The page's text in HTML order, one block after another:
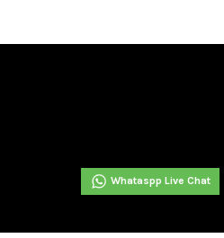
Whataspp Live Chat